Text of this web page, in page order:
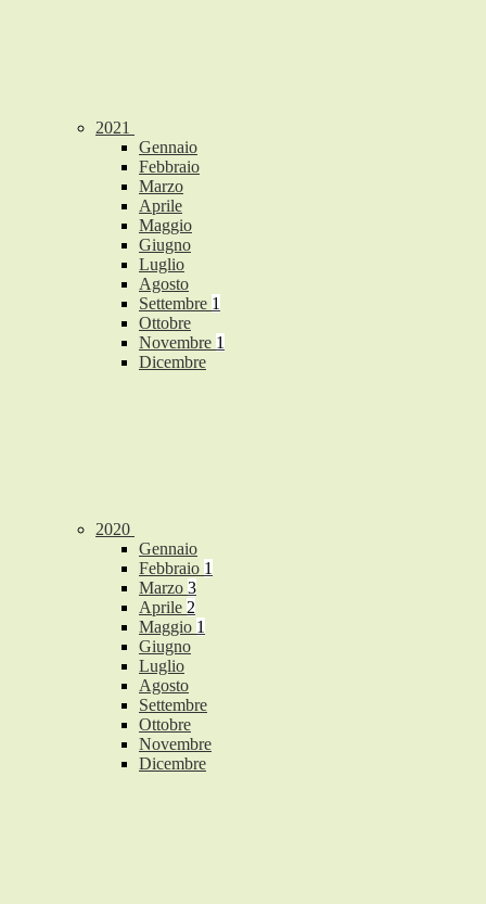
2021
Gennaio
Febbraio
Marzo
Aprile
Maggio
Giugno
Luglio
Agosto
Settembre 1
Ottobre
Novembre 1
Dicembre
2020
Gennaio
Febbraio 1
Marzo 3
Aprile 2
Maggio 1
Giugno
Luglio
Agosto
Settembre
Ottobre
Novembre
Dicembre